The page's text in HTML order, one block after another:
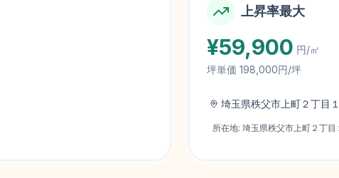
上昇率最大
¥59,900 円/㎡
坪単価 198,000円/坪
埼玉県秩父市上町２丁目
所在地: 埼玉県秩父市上町２丁目